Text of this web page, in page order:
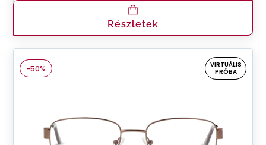
Részletek
-50%
VIRTUÁLIS
PRÓBA